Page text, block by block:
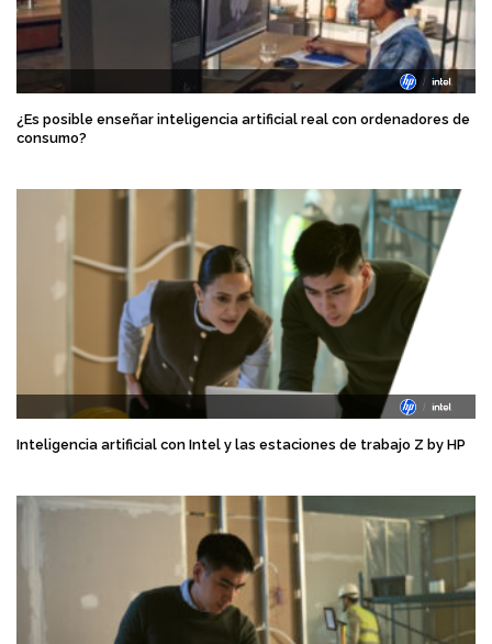
¿Es posible enseñar inteligencia artificial real con ordenadores de
consumo?
Inteligencia artificial con Intel y las estaciones de trabajo Z by HP